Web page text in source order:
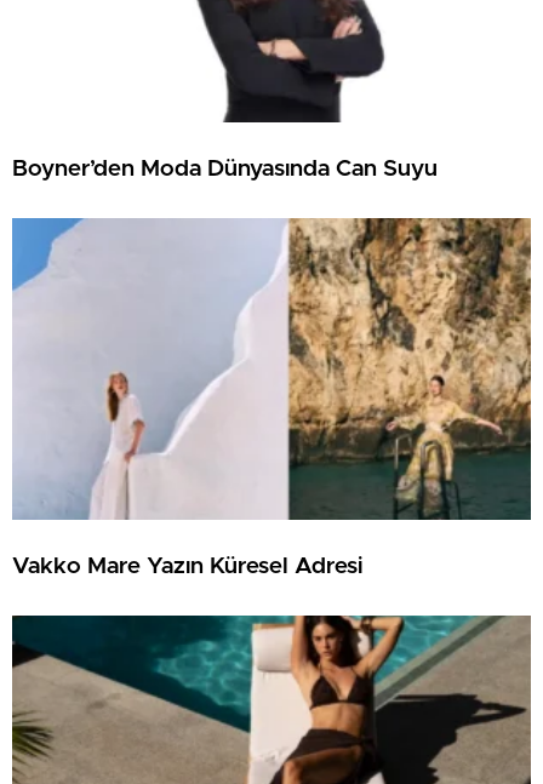
Boyner’den Moda Dünyasında Can Suyu
Vakko Mare Yazın Küresel Adresi